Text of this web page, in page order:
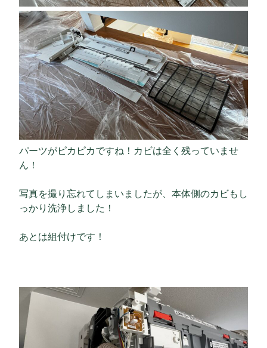
パーツがピカピカですね！カビは全く残っていませ
ん！
写真を撮り忘れてしまいましたが、本体側のカビもし
っかり洗浄しました！
あとは組付けです！